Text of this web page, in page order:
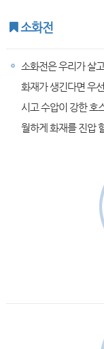
소화전
소화전은 우리가 살
화재가 생긴다면 우
시고 수압이 강한 호
월하게 화재를 진압